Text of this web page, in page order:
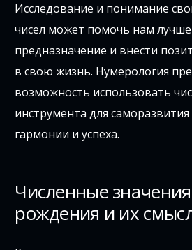
Исследование и понимание
чисел может помочь нам
предназначение и внести
в свою жизнь. Нумерология
возможность использовать
инструмента для
гармонии и успеха.
Численные
рождения и их